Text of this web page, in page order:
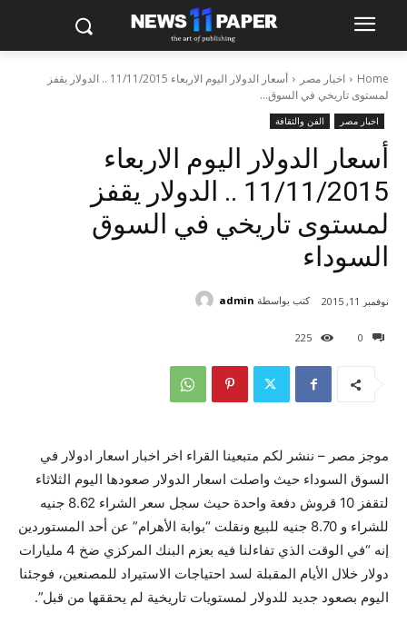
Home اخبار مصر
أسعار الدولار اليوم الاربعاء 11/11/2015 .. الدولار يقفز
لمستوى تاريخي في السوق...
اخبار مصر الفن والثقافة
أسعار الدولار اليوم الاربعاء
11/11/2015 .. الدولار يقفز
لمستوى تاريخي في السوق
السوداء
0
225
نوفمبر 11, 2015 كتب بواسطة admin
موجز مصر – ننشر لكم متبعينا القراء اخر اخبار اسعار ادولار في
السوق السوداء حيث واصلت اسعار الدولار صعودها اليوم الثلاثاء
لتقفز 10 قروش دفعة واحدة حيث سجل سعر الشراء 8.62 جنيه
للشراء و 8.70 جنيه للبيع ونقلت “بوابة الأهرام” عن أحد المستوردين
إنه “في الوقت الذي تفاءلنا فيه بعزم البنك المركزي ضخ 4 مليارات
دولار خلال الأيام المقبلة لسد احتياجات الاستيراد للمصنعين، فوجئنا
اليوم بصعود جديد للدولار لمستويات تاريخية لم يحققها من قبل”.